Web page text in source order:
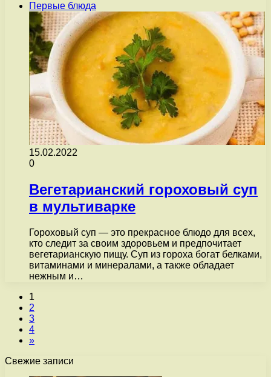
Первые блюда
15.02.2022
0
Вегетарианский гороховый суп
в мультиварке
Гороховый суп — это прекрасное блюдо для всех,
кто следит за своим здоровьем и предпочитает
вегетарианскую пищу. Суп из гороха богат белками,
витаминами и минералами, а также обладает
нежным и…
1
2
3
4
»
Свежие записи